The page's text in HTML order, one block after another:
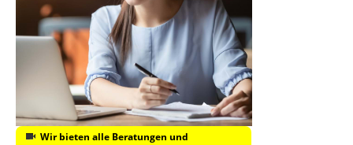
Wir bieten alle Beratungen und